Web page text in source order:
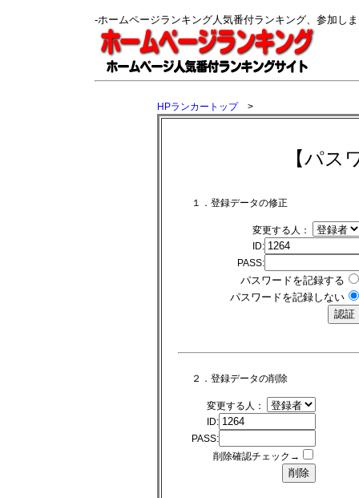
-ホームページランキング人気番付ランキング、参加し
HPランカートップ>
【パス
１．登録データの修正
変更する人：
ID:
PASS:
パスワードを記録する
パスワードを記録しない
２．登録データの削除
変更する人：
ID:
PASS:
削除確認チェック→